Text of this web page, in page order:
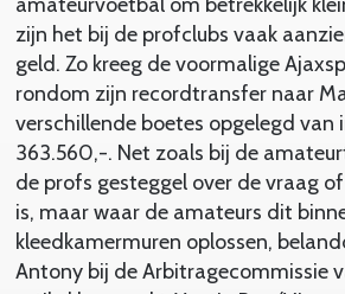
zijn het bij de profclubs vaak
geld. Zo kreeg de voormalige
rondom zijn recordtransfer naar
verschillende boetes opgelegd van
363.560,-. Net zoals bij de
de profs gesteggel over de vraag
is, maar waar de amateurs dit
kleedkamermuren oplossen,
Antony bij de Arbitragecommissie